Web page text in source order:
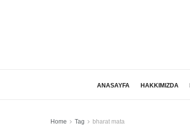
ANASAYFA HAKKIMIZDA
Home Tag bharat mata